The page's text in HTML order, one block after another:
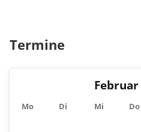
Termine
Februar
Mo Di Mi Do